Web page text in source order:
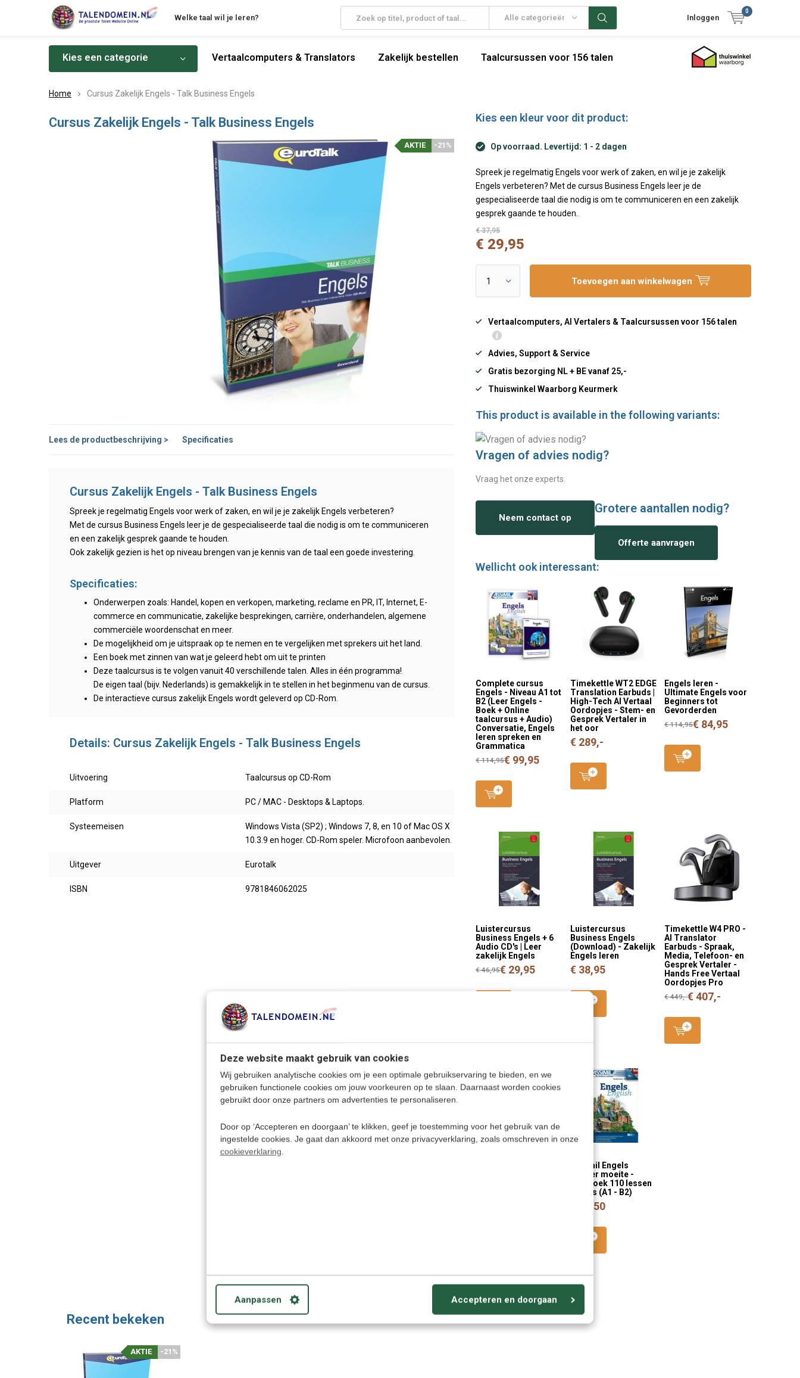
Deze website maakt gebruik van cookies
Wij gebruiken analytische cookies om je een optimale gebruikservaring te bieden, en we
gebruiken functionele cookies om jouw voorkeuren op te slaan. Daarnaast worden cookies
gebruikt door onze partners om advertenties te personaliseren.
Door op ‘Accepteren en doorgaan’ te klikken, geef je toestemming voor het gebruik van de
ingestelde cookies. Je gaat dan akkoord met onze privacyverklaring, zoals omschreven in onze
cookieverklaring.
Aanpassen Accepteren en doorgaan
Welke taal wil je leren? Alle categorieën Inloggen
0
Kies een categorie Vertaalcomputers & Translators Zakelijk bestellen Taalcursussen voor 156 talen
Home Cursus Zakelijk Engels - Talk Business Engels
Cursus Zakelijk Engels - Talk Business Engels
-21%
AKTIE
Kies een kleur voor dit product:
Op voorraad. Levertijd: 1 - 2 dagen
Spreek je regelmatig Engels voor werk of zaken, en wil je je zakelijk
Engels verbeteren? Met de cursus Business Engels leer je de
gespecialiseerde taal die nodig is om te communiceren en een zakelijk
gesprek gaande te houden.
€ 37,95
€ 29,95
Toevoegen aan winkelwagen
Vertaalcomputers, AI Vertalers & Taalcursussen voor 156 talen
Advies, Support & Service
Gratis bezorging NL + BE vanaf 25,-
Thuiswinkel Waarborg Keurmerk
This product is available in the following variants:
Lees de productbeschrijving > Specificaties
Cursus Zakelijk Engels - Talk Business Engels
Spreek je regelmatig Engels voor werk of zaken, en wil je je zakelijk Engels verbeteren?
Met de cursus Business Engels leer je de gespecialiseerde taal die nodig is om te communiceren
en een zakelijk gesprek gaande te houden.
Ook zakelijk gezien is het op niveau brengen van je kennis van de taal een goede investering.
Specificaties:
Onderwerpen zoals: Handel, kopen en verkopen, marketing, reclame en PR, IT, Internet, E-
commerce en communicatie, zakelijke besprekingen, carrière, onderhandelen, algemene
commerciële woordenschat en meer.
De mogelijkheid om je uitspraak op te nemen en te vergelijken met sprekers uit het land.
Een boek met zinnen van wat je geleerd hebt om uit te printen
Deze taalcursus is te volgen vanuit 40 verschillende talen. Alles in één programma!
De eigen taal (bijv. Nederlands) is gemakkelijk in te stellen in het beginmenu van de cursus.
De interactieve cursus zakelijk Engels wordt geleverd op CD-Rom.
Details: Cursus Zakelijk Engels - Talk Business Engels
Uitvoering Taalcursus op CD-Rom
Platform PC / MAC - Desktops & Laptops.
Systeemeisen
Windows Vista (SP2) ; Windows 7, 8, en 10 of Mac OS X
10.3.9 en hoger. CD-Rom speler. Microfoon aanbevolen.
Uitgever Eurotalk
ISBN 9781846062025
Vragen of advies nodig?
Vraag het onze experts.
Neem contact op
Grotere aantallen nodig?
Offerte aanvragen
Wellicht ook interessant:
Complete cursus
Engels - Niveau A1 tot
B2 (Leer Engels -
Boek + Online
taalcursus + Audio)
Conversatie, Engels
leren spreken en
Grammatica
€ 114,95€ 99,95
Timekettle WT2 EDGE
Translation Earbuds |
High-Tech AI Vertaal
Oordopjes - Stem- en
Gesprek Vertaler in
het oor
€ 289,-
Engels leren -
Ultimate Engels voor
Beginners tot
Gevorderden
€ 114,95€ 84,95
Luistercursus
Business Engels + 6
Audio CD's | Leer
zakelijk Engels
€ 46,95€ 29,95
Luistercursus
Business Engels
(Download) - Zakelijk
Engels leren
€ 38,95
Timekettle W4 PRO -
AI Translator
Earbuds - Spraak,
Media, Telefoon- en
Gesprek Vertaler -
Hands Free Vertaal
Oordopjes Pro
€ 449,-€ 407,-
Assimil Engels
zonder moeite -
Leerboek 110 lessen
Engels (A1 - B2)
€ 26,50
Recent bekeken
-21%
AKTIE